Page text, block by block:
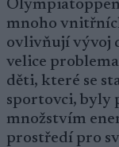
mnoho
ovlivňují vývoj
velice
děti, které se
sportovci, byly
množstvím
prostředí pro